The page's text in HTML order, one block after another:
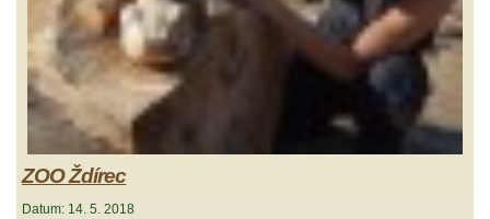
ZOO Ždírec
Datum: 14. 5. 2018